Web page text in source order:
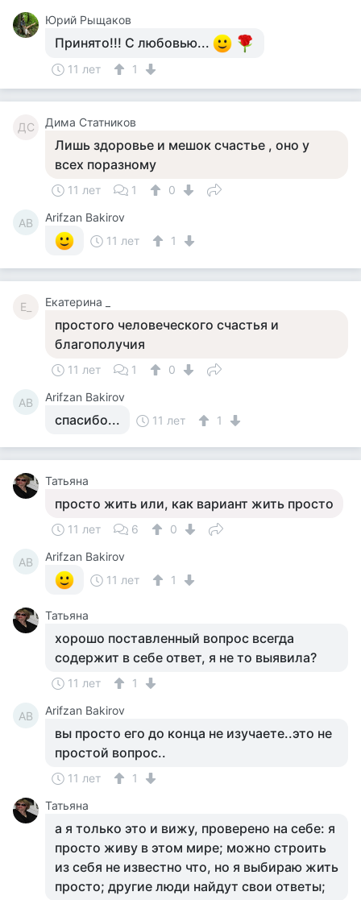
Юрий Рыщаков
Принято!!! С любовью...
11 лет 1
ДС Дима Статников
Лишь здоровье и мешок счастье , оно у
всех поразному
11 лет 1 0
AB
Arifzan Bakirov
11 лет
1
Е_ Екатерина _
простого человеческого счастья и
благополучия
11 лет 1 0
AB Arifzan Bakirov
спасибо... 11 лет 1
Татьяна
просто жить или, как вариант жить просто
11 лет 6 0
AB
Arifzan Bakirov
11 лет
1
Татьяна
хорошо поставленный вопрос всегда
содержит в себе ответ, я не то выявила?
11 лет 1
AB Arifzan Bakirov
вы просто его до конца не изучаете..это не
простой вопрос..
11 лет
1
Татьяна
а я только это и вижу, проверено на себе: я
просто живу в этом мире; можно строить
из себя не известно что, но я выбираю жить
просто; другие люди найдут свои ответы;